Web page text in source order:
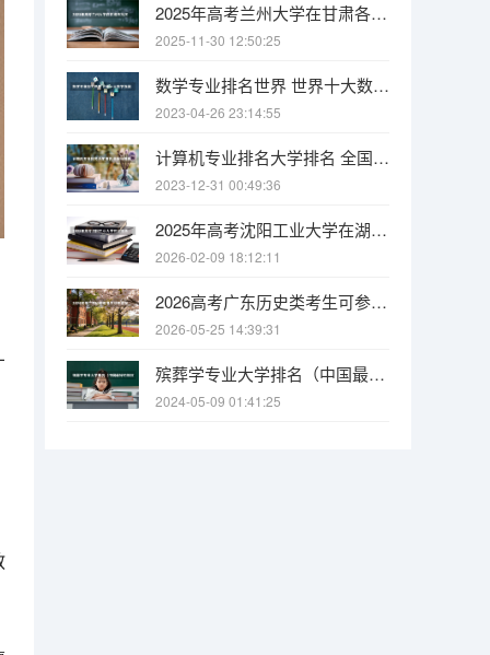
2025年高考兰州大学在甘肃各批次选科要求有哪些
2025-11-30 12:50:25
数学专业排名世界 世界十大数学强国
2023-04-26 23:14:55
计算机专业排名大学排名 全国计算机专业最好的学校排名
2023-12-31 00:49:36
2025年高考沈阳工业大学在湖南各批次选科要求有哪些
2026-02-09 18:12:11
2026高考广东历史类考生可参考报广州城市职业学院的专业汇总
2026-05-25 14:39:31
殡葬学专业大学排名（中国最好的殡仪大学）
2024-05-09 01:41:25